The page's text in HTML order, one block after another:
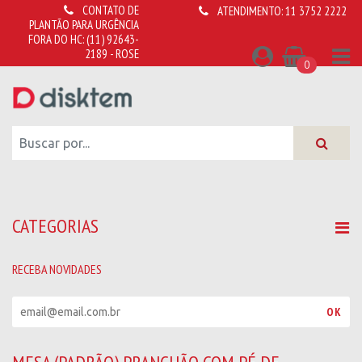
CONTATO DE
PLANTÃO PARA URGÊNCIA
FORA DO HC:(11) 92643-
2189 - ROSE
ATENDIMENTO:11 3752 2222
0
CATEGORIAS
RECEBA NOVIDADES
OK